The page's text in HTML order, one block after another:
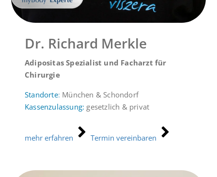
Dr. Richard Merkle
Adipositas Spezialist und Facharzt für
Chirurgie
Standorte: München & Schondorf
Kassenzulassung: gesetzlich & privat
mehr erfahren Termin vereinbaren